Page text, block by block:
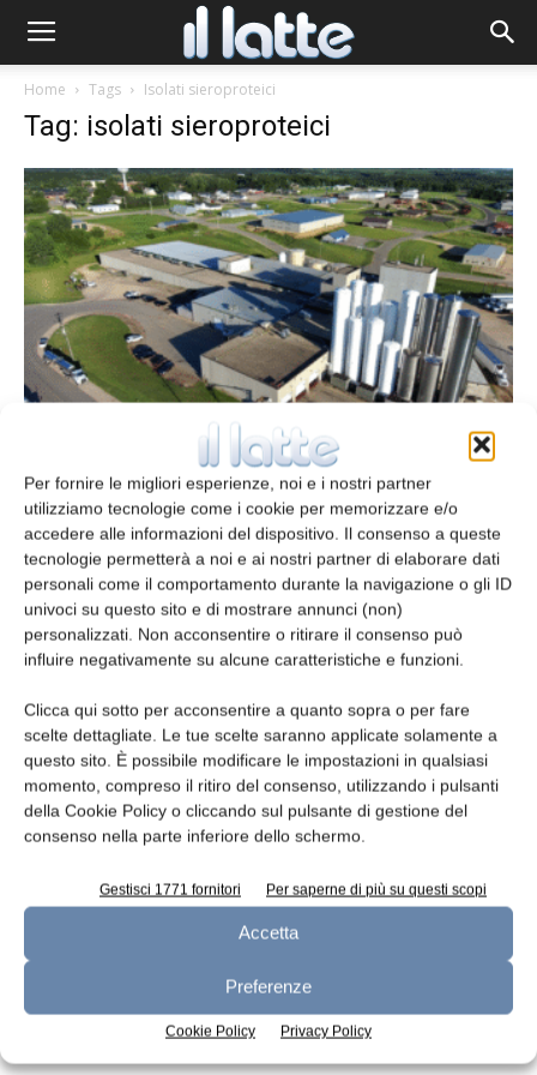
Per fornire le migliori esperienze, noi e i nostri partner
utilizziamo tecnologie come i cookie per memorizzare e/o
accedere alle informazioni del dispositivo. Il consenso a queste
tecnologie permetterà a noi e ai nostri partner di elaborare dati
personali come il comportamento durante la navigazione o gli ID
univoci su questo sito e di mostrare annunci (non)
personalizzati. Non acconsentire o ritirare il consenso può
influire negativamente su alcune caratteristiche e funzioni.
Clicca qui sotto per acconsentire a quanto sopra o per fare
scelte dettagliate. Le tue scelte saranno applicate solamente a
questo sito. È possibile modificare le impostazioni in qualsiasi
momento, compreso il ritiro del consenso, utilizzando i pulsanti
della Cookie Policy o cliccando sul pulsante di gestione del
consenso nella parte inferiore dello schermo.
Gestisci 1771 fornitori Per saperne di più su questi scopi
Accetta
Preferenze
Cookie Policy Privacy Policy
Home Tags Isolati sieroproteici
Tag: isolati sieroproteici
FrieslandCampina fa shopping in
Wisconsin
redazione 5 Dicembre 2025
Leggi la rivista
n.7 - Luglio 2026 n.6 - Giugno 2026